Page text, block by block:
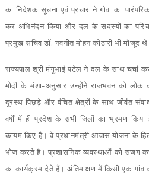
का निदेशक सूचना एवं प्रचार ने गोवा का
कर अभिनंदन किया और दल के सदस्यों का
प्रमुख सचिव डॉ. नवनीत मोहन कोठारी भी मौजूद
राज्यपाल श्री मंगुभाई पटेल ने दल के साथ चर्चा
मोदी के मंशा-अनुसार उन्होंने राजभवन को
दूरस्थ पिछड़े और वंचित क्षेत्रों के साथ जीवंत
वर्षों में ही प्रदेश के सभी जिलों का भ्रमण
कायम किए है। वे प्रधानमंत्री आवास योजना के
भोज करते है। प्रशासनिक व्यवस्थाओं को सजग
का कार्यक्रम देते हैं। अंतिम क्षण में किसी एक गांव